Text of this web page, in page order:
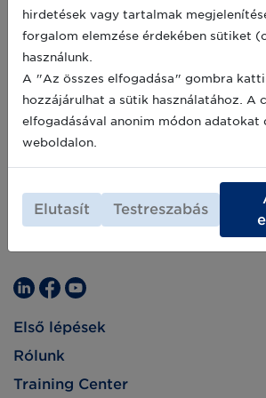
megoldáson alapuló, az
láncok üzleti tranzakcióit
szolgáltatás kifejlesztésére. A
GS1 szabványokat ötvözi az
platformmal és a Blockchain
nyilvántartással, támogatást
Uniótól.
Első lépések
Rólunk
Training Center
hirdetések vagy tartalmak
forgalom elemzése érdekében sütiket
használunk.
A "Az összes elfogadása" gombra
hozzájárulhat a sütik használatához. A
elfogadásával anonim módon adatokat
weboldalon.
Elutasít Testreszabás